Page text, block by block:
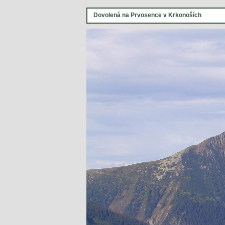
Dovolená na Prvosence v Krkonoších